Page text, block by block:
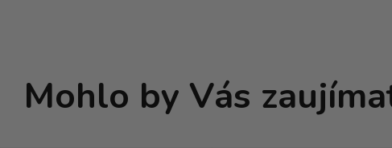
Mohlo by Vás